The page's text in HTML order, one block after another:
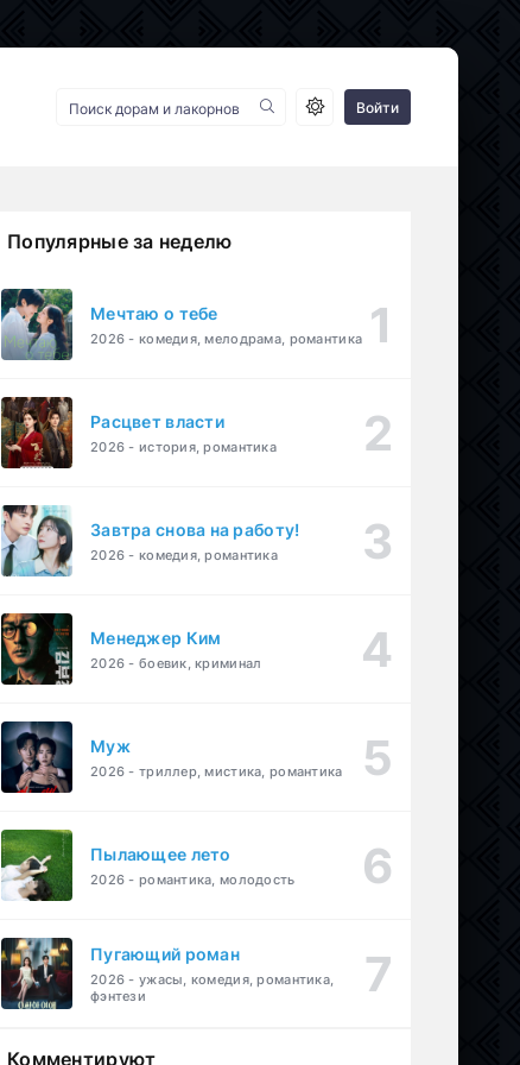
Войти
Популярные за неделю
Мечтаю о тебе
2026 - комедия, мелодрама, романтика
Расцвет власти
2026 - история, романтика
Завтра снова на работу!
2026 - комедия, романтика
Менеджер Ким
2026 - боевик, криминал
Муж
2026 - триллер, мистика, романтика
Пылающее лето
2026 - романтика, молодость
Пугающий роман
2026 - ужасы, комедия, романтика,
фэнтези
Комментируют